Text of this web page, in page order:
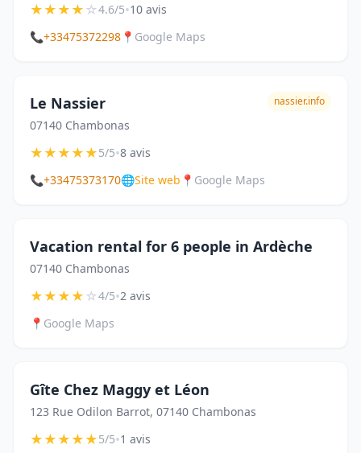
★★★★☆4.6/5•10 avis
📞+33475372298 📍 Google Maps
Le Nassier
07140 Chambonas
nassier.info
★★★★★5/5•8 avis
📞+33475373170🌐Site web 📍 Google Maps
Vacation rental for 6 people in Ardèche
07140 Chambonas
★★★★☆4/5•2 avis
📍 Google Maps
Gîte Chez Maggy et Léon
123 Rue Odilon Barrot, 07140 Chambonas
★★★★★5/5•1 avis